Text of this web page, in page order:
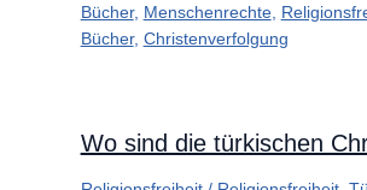
Bücher, Menschenrechte,
Bücher, Christenverfolgung
Wo sind die türkischen